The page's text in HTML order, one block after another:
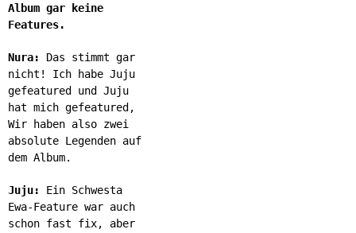
Album gar keine
Features.
Nura:
Das stimmt gar
nicht! Ich habe Juju
gefeatured und Juju
hat mich gefeatured,
Wir haben also zwei
absolute Legenden auf
dem Album.
Juju:
Ein Schwesta
Ewa-Feature war auch
schon fast fix, aber